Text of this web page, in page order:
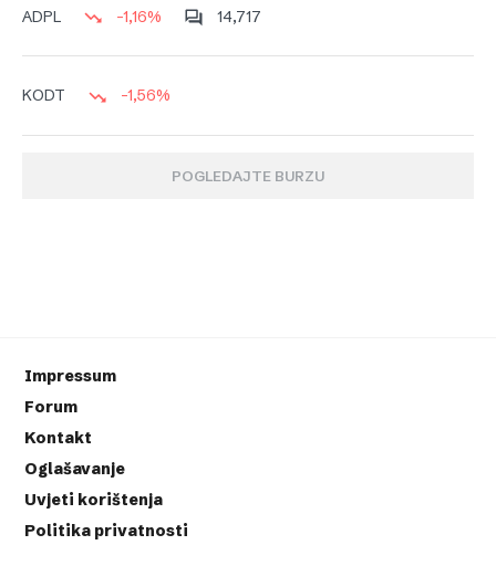
ADPL -1,16% 14,717
KODT -1,56%
POGLEDAJTE BURZU
Impressum
Forum
Kontakt
Oglašavanje
Uvjeti korištenja
Politika privatnosti